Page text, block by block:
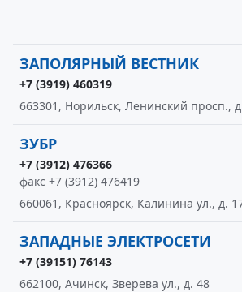
ЗАПОЛЯРНЫЙ ВЕСТНИК
+7 (3919) 460319
663301, Норильск, Ленинский просп.,
ЗУБР
+7 (3912) 476366
факс +7 (3912) 476419
660061, Красноярск, Калинина ул., д.
ЗАПАДНЫЕ ЭЛЕКТРОСЕТИ
+7 (39151) 76143
662100, Ачинск, Зверева ул., д. 48